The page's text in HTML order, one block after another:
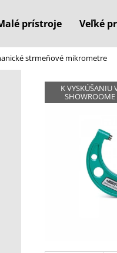
prístroje Veľké
strmeňové mikrometre
K VYSKÚŠANIU
SHOWROOME
Čo